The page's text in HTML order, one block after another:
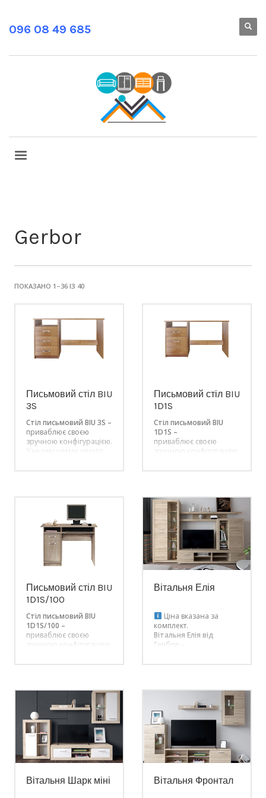
096 08 49 685
Gerbor
ПОКАЗАНО 1–36 ІЗ 40
Письмовий стіл BIU
3S
Стіл письмовий BIU 3S –
приваблює своєю
зручною конфігурацією.
У ньому немає нічого
полицею, яка
розміщена одразу під
стільницею. Тумба
складається з тьох
шухляд.
Письмовий стіл BIU
1D1S
Стіл письмовий BIU
1D1S –
приваблює своєю
зручною конфігурацією.
широкою і просторою
стільницею та однією
полицею, яка
розміщена одразу під
стільницею. Тумба
складається з шухляди і
однодверного відділу з
полицею всередині.
Письмовий стіл BIU
1D1S/100
Стіл письмовий BIU
1D1S/100 –
приваблює своєю
зручною конфігурацією.
широкою і просторою
стільницею та двома
полицями, які
розміщені одразу під
стільницею. Тумба
складається з шухляди і
однодверного відділу з
полицею всередині.
Вітальня Елія
Ціна вказана за
комплект.
Вітальня Елія від
Гербор –
собі усі сучасні
тенденції: геометрично
правильні форми,
витягнуті ручки,
популярні дерев’яні
кольори фасадів.
Вітальня Шарк міні Вітальня Фронтал